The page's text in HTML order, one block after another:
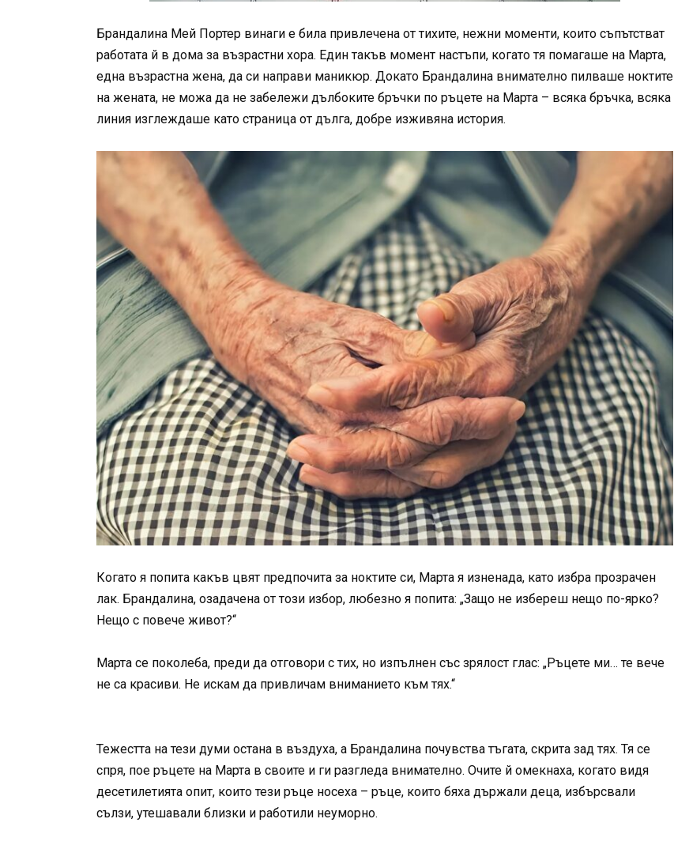
Брандалина Мей Портер винаги е била привлечена от тихите, нежни моменти, които съпътстват
работата й в дома за възрастни хора. Един такъв момент настъпи, когато тя помагаше на Марта,
една възрастна жена, да си направи маникюр. Докато Брандалина внимателно пилваше ноктите
на жената, не можа да не забележи дълбоките бръчки по ръцете на Марта – всяка бръчка, всяка
линия изглеждаше като страница от дълга, добре изживяна история.
Когато я попита какъв цвят предпочита за ноктите си, Марта я изненада, като избра прозрачен
лак. Брандалина, озадачена от този избор, любезно я попита: „Защо не избереш нещо по-ярко?
Нещо с повече живот?“
Марта се поколеба, преди да отговори с тих, но изпълнен със зрялост глас: „Ръцете ми… те вече
не са красиви. Не искам да привличам вниманието към тях.“
Тежестта на тези думи остана в въздуха, а Брандалина почувства тъгата, скрита зад тях. Тя се
спря, пое ръцете на Марта в своите и ги разгледа внимателно. Очите й омекнаха, когато видя
десетилетията опит, които тези ръце носеха – ръце, които бяха държали деца, избърсвали
сълзи, утешавали близки и работили неуморно.